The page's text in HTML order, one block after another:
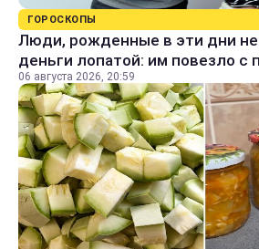
ГОРОСКОПЫ
Люди, рожденные в эти дни
деньги лопатой: им повезло с
06 августа 2026, 20:59